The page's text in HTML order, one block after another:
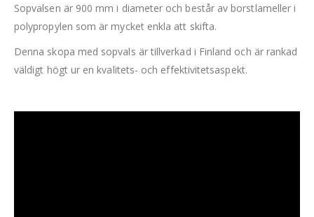
Sopvalsen är 900 mm i diameter och består av borstlameller i
polypropylen som är mycket enkla att skifta.
Denna skopa med sopvals är tillverkad i Finland och är rankad
väldigt högt ur en kvalitets- och effektivitetsaspekt.